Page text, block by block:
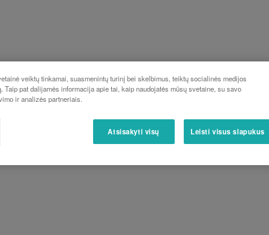
veiktų tinkamai, suasmenintų turinį bei skelbimus, teiktų socialinės medijos
Taip pat dalijamės informacija apie tai, kaip naudojatės mūsų svetaine, su savo
ir analizės partneriais.
Atsisakyti visų Leisti visus slapukus